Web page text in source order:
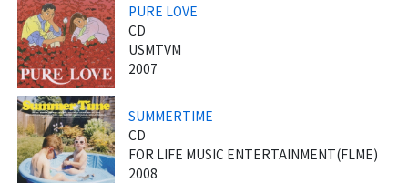
PURE LOVE
CD
USMTVM
2007
SUMMERTIME
CD
FOR LIFE MUSIC ENTERTAINMENT(FLME)
2008